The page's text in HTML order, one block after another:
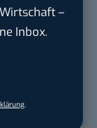
–
Inbox.
.